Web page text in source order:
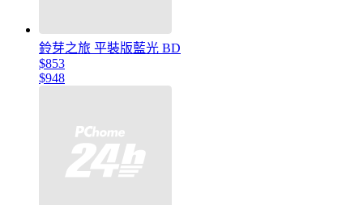
鈴芽之旅 平裝版藍光 BD
$853
$948